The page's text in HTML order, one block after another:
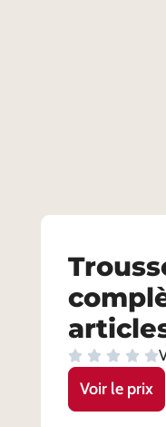
Voir le prix